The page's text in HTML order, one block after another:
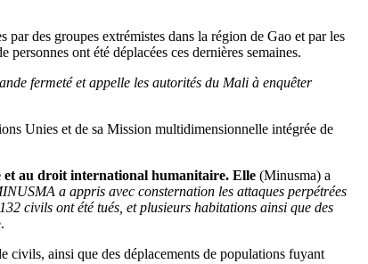
par des groupes extrémistes dans la région de Gao et par les
ont été déplacées ces dernières semaines.
fermeté et appelle les autorités du Mali à enquêter
Unies et de sa Mission multidimensionnelle intégrée de
et au droit international humanitaire. Elle (Minusma) a
a appris avec consternation les attaques perpétrées
civils ont été tués, et plusieurs habitations ainsi que des
civils, ainsi que des déplacements de populations fuyant